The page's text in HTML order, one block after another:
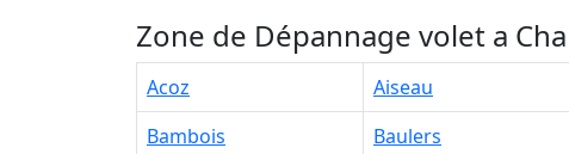
Zone de Dépannage volet a
Acoz Aiseau
Bambois
Baulers